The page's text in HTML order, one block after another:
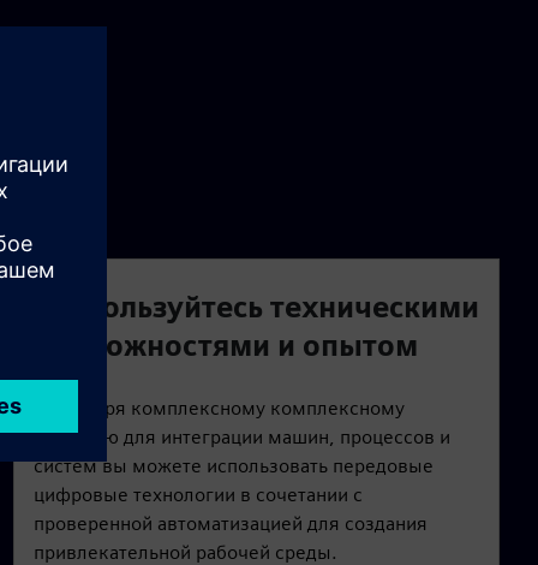
Воспользуйтесь техническими
возможностями и опытом
Благодаря комплексному комплексному
решению для интеграции машин, процессов и
систем вы можете использовать передовые
цифровые технологии в сочетании с
проверенной автоматизацией для создания
привлекательной рабочей среды.